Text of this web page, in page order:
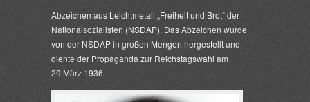
Abzeichen aus Leichtmetall „Freiheit und Brot“ der
Nationalsozialisten (NSDAP). Das Abzeichen wurde
von der NSDAP in großen Mengen hergestellt und
diente der Propaganda zur Reichstagswahl am
29.März 1936.